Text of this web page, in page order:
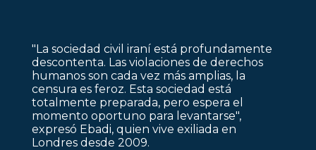
"La sociedad civil iraní está profundamente
descontenta. Las violaciones de derechos
humanos son cada vez más amplias, la
censura es feroz. Esta sociedad está
totalmente preparada, pero espera el
momento oportuno para levantarse",
expresó Ebadi, quien vive exiliada en
Londres desde 2009.